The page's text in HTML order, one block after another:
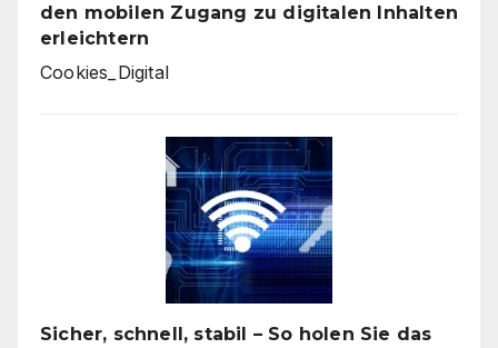
den mobilen Zugang zu digitalen Inhalten
erleichtern
Cookies_Digital
Sicher, schnell, stabil – So holen Sie das